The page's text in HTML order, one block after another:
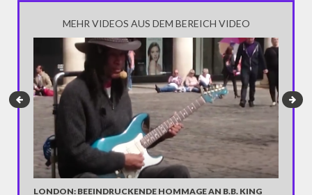
MEHR VIDEOS AUS DEM BEREICH VIDEO
LONDON: BEEINDRUCKENDE HOMMAGE AN B.B. KING